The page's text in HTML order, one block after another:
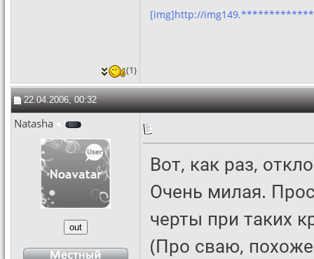
[img]http://
(1)
22.04.2006, 00:32
Natasha
Вот, как раз,
Очень милая.
черты при таких
(Про сваю,